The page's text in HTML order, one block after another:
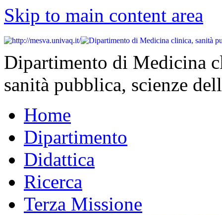
Skip to main content area
Dipartimento di Medicina
sanità pubblica, scienze
Home
Dipartimento
Didattica
Ricerca
Terza Missione